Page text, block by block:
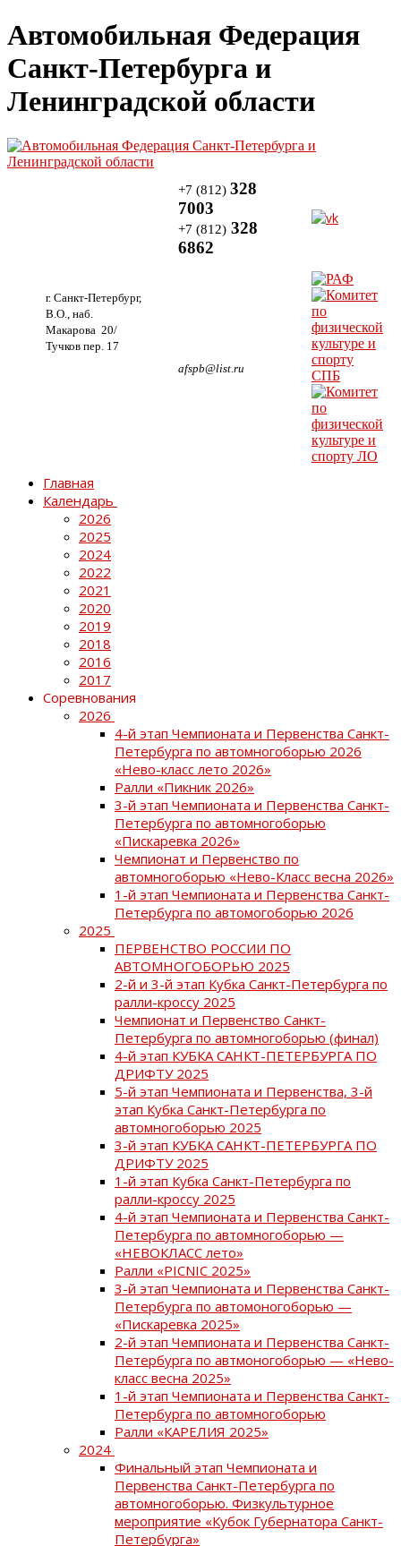
Автомобильная Федерация
Санкт-Петербурга и
Ленинградской области
г. Санкт-Петербург,
В.О., наб.
Макарова 20/
Тучков пер. 17
+7 (812) 328
7003
+7 (812) 328
6862
afspb@list.ru
Главная
Календарь
2026
2025
2024
2022
2021
2020
2019
2018
2016
2017
Соревнования
2026
4-й этап Чемпионата и Первенства Санкт-
Петербурга по автомногоборью 2026
«Нево-класс лето 2026»
Ралли «Пикник 2026»
3-й этап Чемпионата и Первенства Санкт-
Петербурга по автомногоборью
«Пискаревка 2026»
Чемпионат и Первенство по
автомногоборью «Нево-Класс весна 2026»
1-й этап Чемпионата и Первенства Санкт-
Петербурга по автомогоборью 2026
2025
ПЕРВЕНСТВО РОССИИ ПО
АВТОМНОГОБОРЬЮ 2025
2-й и 3-й этап Кубка Санкт-Петербурга по
ралли-кроссу 2025
Чемпионат и Первенство Санкт-
Петербурга по автомногоборью (финал)
4-й этап КУБКА САНКТ-ПЕТЕРБУРГА ПО
ДРИФТУ 2025
5-й этап Чемпионата и Первенства, 3-й
этап Кубка Санкт-Петербурга по
автомногоборью 2025
3-й этап КУБКА САНКТ-ПЕТЕРБУРГА ПО
ДРИФТУ 2025
1-й этап Кубка Санкт-Петербурга по
ралли-кроссу 2025
4-й этап Чемпионата и Первенства Санкт-
Петербурга по автомногоборью —
«НЕВОКЛАСС лето»
Ралли «PICNIC 2025»
3-й этап Чемпионата и Первенства Санкт-
Петербурга по автомоногоборью —
«Пискаревка 2025»
2-й этап Чемпионата и Первенства Санкт-
Петербурга по автмоногоборью — «Нево-
класс весна 2025»
1-й этап Чемпионата и Первенства Санкт-
Петербурга по автомногоборью
Ралли «КАРЕЛИЯ 2025»
2024
Финальный этап Чемпионата и
Первенства Санкт-Петербурга по
автомногоборью. Физкультурное
мероприятие «Кубок Губернатора Санкт-
Петербурга»